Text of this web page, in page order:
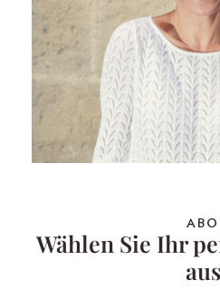
ABO
Wählen Sie Ihr
aus